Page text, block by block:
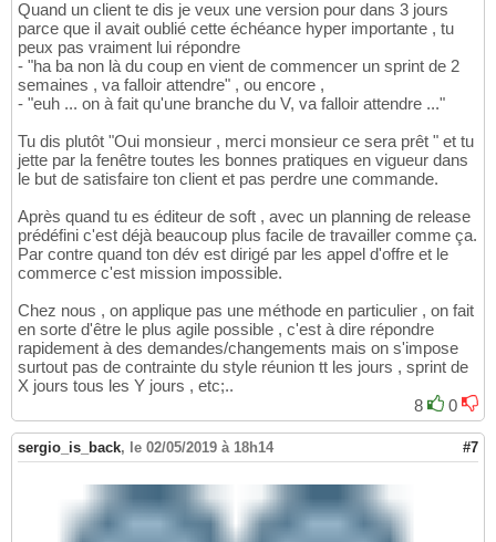
Quand un client te dis je veux une version pour dans 3 jours
parce que il avait oublié cette échéance hyper importante , tu
peux pas vraiment lui répondre
- "ha ba non là du coup en vient de commencer un sprint de 2
semaines , va falloir attendre" , ou encore ,
- "euh ... on à fait qu'une branche du V, va falloir attendre ..."
Tu dis plutôt "Oui monsieur , merci monsieur ce sera prêt " et tu
jette par la fenêtre toutes les bonnes pratiques en vigueur dans
le but de satisfaire ton client et pas perdre une commande.
Après quand tu es éditeur de soft , avec un planning de release
prédéfini c'est déjà beaucoup plus facile de travailler comme ça.
Par contre quand ton dév est dirigé par les appel d'offre et le
commerce c'est mission impossible.
Chez nous , on applique pas une méthode en particulier , on fait
en sorte d'être le plus agile possible , c'est à dire répondre
rapidement à des demandes/changements mais on s'impose
surtout pas de contrainte du style réunion tt les jours , sprint de
X jours tous les Y jours , etc;..
8
0
sergio_is_back, le 02/05/2019 à 18h14 #7